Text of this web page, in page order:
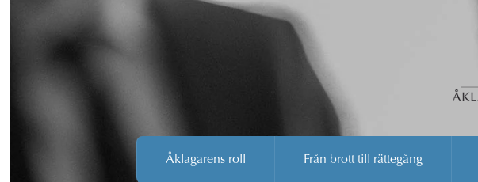
Åklagarens roll Från brott till rättegång